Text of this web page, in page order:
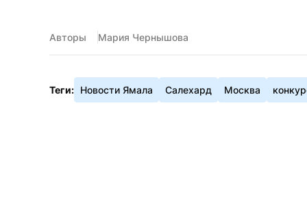
Авторы Мария Чернышова
Теги: Новости Ямала Салехард Москва